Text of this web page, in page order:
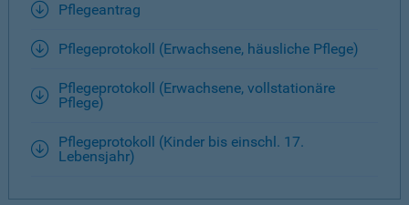
Pflegeantrag
Pflegeprotokoll (Erwachsene, häusliche Pflege)
Pflegeprotokoll (Erwachsene, vollstationäre
Pflege)
Pflegeprotokoll (Kinder bis einschl. 17.
Lebensjahr)